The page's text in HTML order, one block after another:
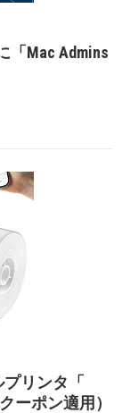
「Mac Admins
プリンタ「
ーポン適用）